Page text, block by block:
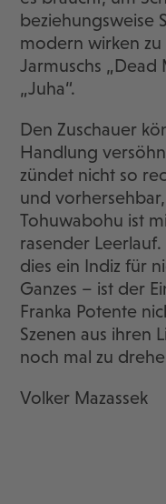
beziehungsweise
modern wirken zu
Jarmuschs „Dead
„Juha“.
Den Zuschauer
Handlung
zündet nicht so
und
Tohuwabohu ist
rasender
dies ein Indiz für
Ganzes – ist der
Franka Potente
Szenen aus ihren
noch mal zu
Volker Mazassek